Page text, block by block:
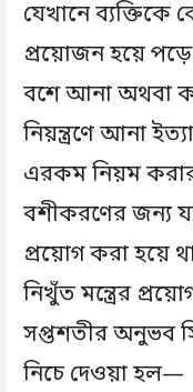
যেখানে
প্রয়োজন হয়ে
বশে আনা অথবা
নিয়ন্ত্রণে আনা
এরকম নিয়ম
বশীকরণের জন্য
প্রয়োগ করা হয়ে
নিখুঁত মন্ত্রের
সপ্তশতীর অনুভব
নিচে দেওয়া হল—